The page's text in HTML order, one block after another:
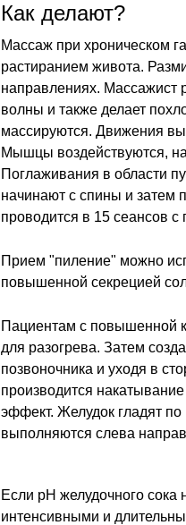
Как делают?
Массаж при хроническом
растиранием живота.
направлениях. Массажист
волны и также делает
массируются. Движения
Мышцы воздействуются,
Поглаживания в области
начинают с спины и затем
проводится в 15 сеансов
Прием "пиление" можно
повышенной секрецией
Пациентам с повышенной
для разогрева. Затем
позвоночника и уходя в
производится
эффект. Желудок гладят по
выполняются слева
Если рН желудочного
интенсивными и